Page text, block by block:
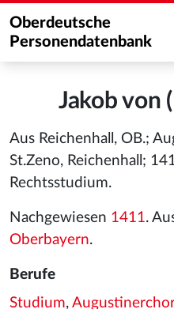
Oberdeutsche
Personendatenbank
Jakob von
Aus Reichenhall, OB.;
St.Zeno, Reichenhall;
Rechtsstudium.
Nachgewiesen 1411.
Oberbayern.
Berufe
Studium,